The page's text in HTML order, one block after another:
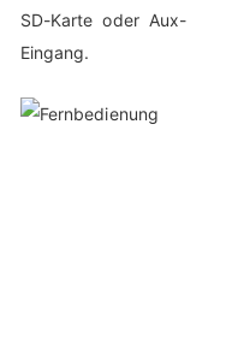
SD-Karte oder Aux-
Eingang.